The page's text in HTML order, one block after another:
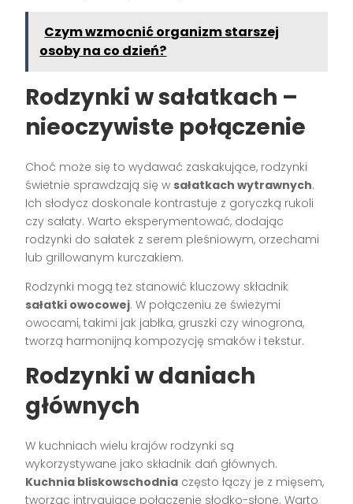
Czym wzmocnić organizm starszej
osoby na co dzień?
Rodzynki w sałatkach –
nieoczywiste połączenie
Choć może się to wydawać zaskakujące, rodzynki
świetnie sprawdzają się w sałatkach wytrawnych.
Ich słodycz doskonale kontrastuje z goryczką rukoli
czy sałaty. Warto eksperymentować, dodając
rodzynki do sałatek z serem pleśniowym, orzechami
lub grillowanym kurczakiem.
Rodzynki mogą też stanowić kluczowy składnik
sałatki owocowej. W połączeniu ze świeżymi
owocami, takimi jak jabłka, gruszki czy winogrona,
tworzą harmonijną kompozycję smaków i tekstur.
Rodzynki w daniach
głównych
W kuchniach wielu krajów rodzynki są
wykorzystywane jako składnik dań głównych.
Kuchnia bliskowschodnia często łączy je z mięsem,
tworząc intrygujące połączenie słodko-słone. Warto